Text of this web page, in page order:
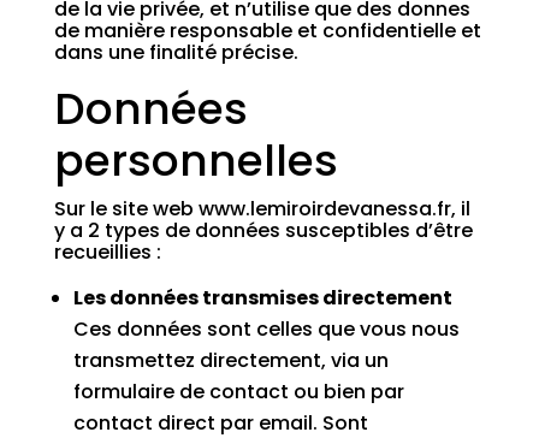
de la vie privée, et n’utilise que des donnes
de manière responsable et confidentielle et
dans une finalité précise.
Données
personnelles
Sur le site web www.lemiroirdevanessa.fr, il
y a 2 types de données susceptibles d’être
recueillies :
Les données transmises directement
Ces données sont celles que vous nous
transmettez directement, via un
formulaire de contact ou bien par
contact direct par email. Sont